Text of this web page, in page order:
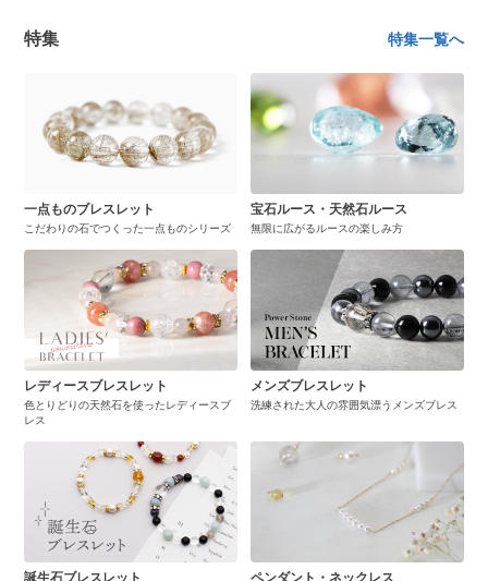
特集 特集一覧へ
一点ものブレスレット
こだわりの石でつくった一点ものシリーズ
宝石ルース・天然石ルース
無限に広がるルースの楽しみ方
レディースブレスレット
色とりどりの天然石を使ったレディースブ
レス
メンズブレスレット
洗練された大人の雰囲気漂うメンズブレス
誕生石ブレスレット ペンダント・ネックレス